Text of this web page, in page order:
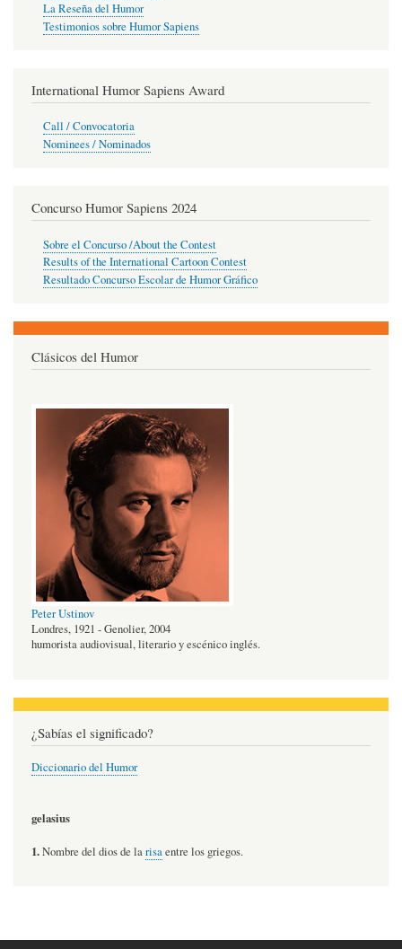
La Reseña del Humor
Testimonios sobre Humor Sapiens
International Humor Sapiens Award
Call / Convocatoria
Nominees / Nominados
Concurso Humor Sapiens 2024
Sobre el Concurso /About the Contest
Results of the International Cartoon Contest
Resultado Concurso Escolar de Humor Gráfico
Clásicos del Humor
Peter Ustinov
Londres, 1921 - Genolier, 2004
humorista audiovisual, literario y escénico inglés.
¿Sabías el significado?
Diccionario del Humor
gelasius
1.Nombre del dios de larisaentre los griegos.